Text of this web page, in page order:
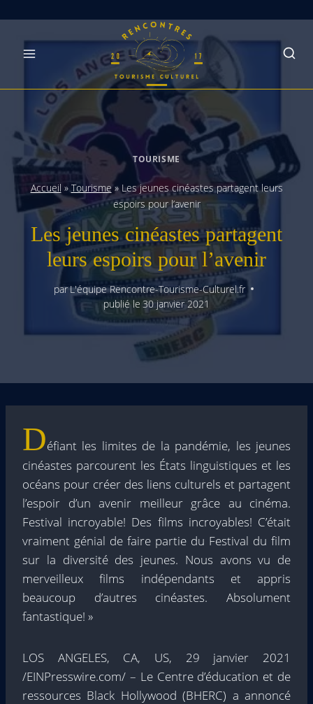
TOURISME
Accueil »Tourisme»Les jeunes cinéastes partagent leurs
espoirs pour l’avenir
Les jeunes cinéastes partagent
leurs espoirs pour l’avenir
parL'équipe Rencontre-Tourisme-Culturel.fr
publié le 30 janvier 2021
Défiant les limites de la pandémie, les jeunes
cinéastes parcourent les États linguistiques et les
océans pour créer des liens culturels et partagent
l’espoir d’un avenir meilleur grâce au cinéma.
Festival incroyable! Des films incroyables! C’était
vraiment génial de faire partie du Festival du film
sur la diversité des jeunes. Nous avons vu de
merveilleux films indépendants et appris
beaucoup d’autres cinéastes. Absolument
fantastique! »
LOS ANGELES, CA, US, 29 janvier 2021
/EINPresswire.com/ – Le Centre d’éducation et de
ressources Black Hollywood (BHERC) a annoncé